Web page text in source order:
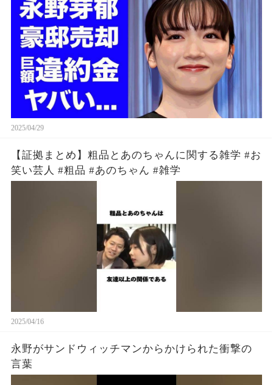
報道されない闇に言葉を失う..
2025/04/29
【証拠まとめ】粗品とあのちゃんに関する雑学 #お
笑い芸人 #粗品 #あのちゃん #雑学
2025/04/16
永野がサンドウィッチマンからかけられた衝撃の
言葉